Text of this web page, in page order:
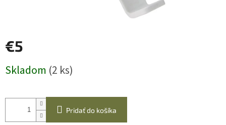
€5
cena:
Skladom (2 ks)
Pridať do košíka